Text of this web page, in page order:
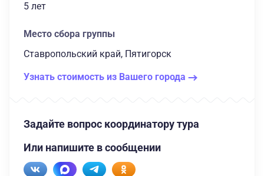
5 лет
Место сбора группы
Ставропольский край, Пятигорск
Узнать стоимость из Вашего города
Задайте вопрос координатору тура
Или напишите в сообщении